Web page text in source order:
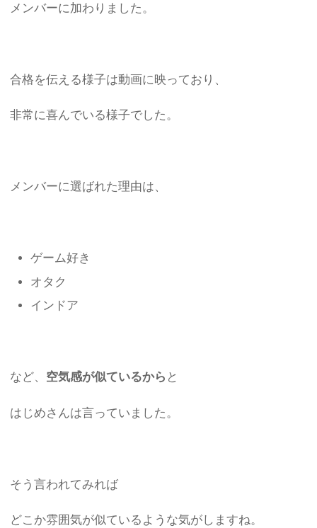
メンバーに加わりました。
合格を伝える様子は動画に映っており、
非常に喜んでいる様子でした。
メンバーに選ばれた理由は、
ゲーム好き
オタク
インドア
など、 空気感が似ているから と
はじめさんは言っていました。
そう言われてみれば
どこか雰囲気が似ているような気がしますね。